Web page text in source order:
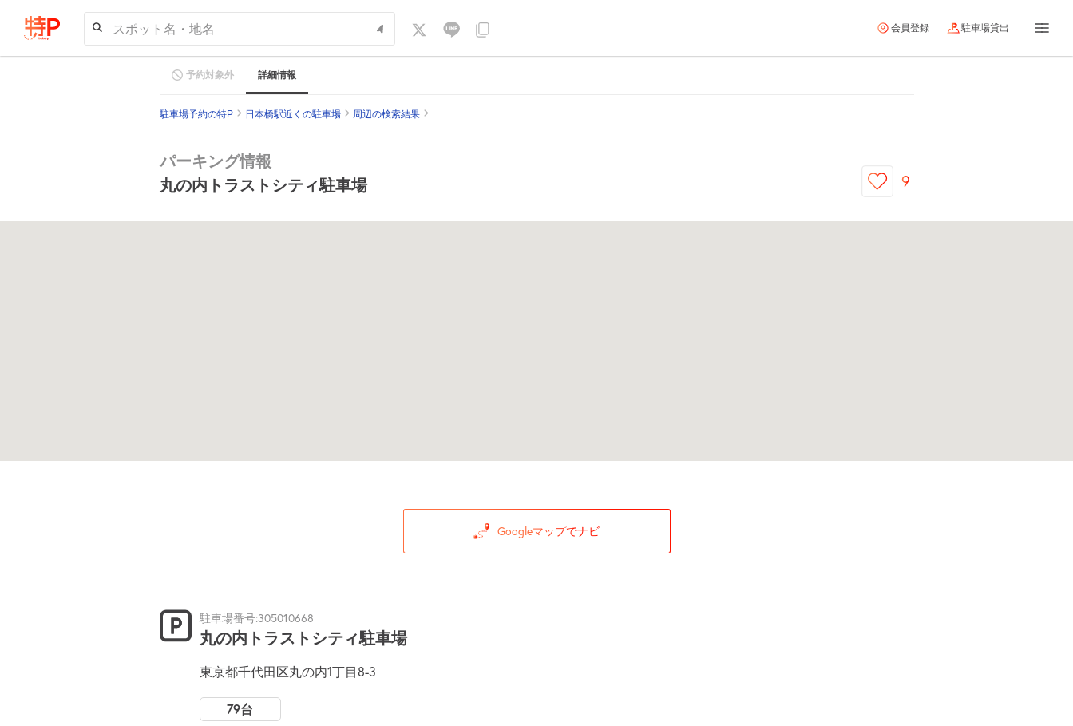
スポット名・地名 会員登録 駐車場貸出
予約対象外 詳細情報
駐車場予約の特P 日本橋駅近くの駐車場 周辺の検索結果
パーキング情報
丸の内トラストシティ駐車場
9
Googleマップでナビ
駐車場番号:305010668
丸の内トラストシティ駐車場
東京都千代田区丸の内1丁目8-3
79台